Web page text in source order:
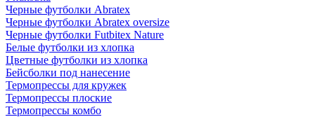
Черные футболки Abratex
Черные футболки Abratex oversize
Черные футболки Futbitex Nature
Белые футболки из хлопка
Цветные футболки из хлопка
Бейсболки под нанесение
Термопрессы для кружек
Термопрессы плоские
Термопрессы комбо